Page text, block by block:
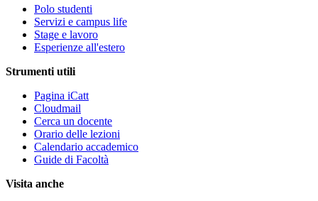
Polo studenti
Servizi e campus life
Stage e lavoro
Esperienze all'estero
Strumenti utili
Pagina iCatt
Cloudmail
Cerca un docente
Orario delle lezioni
Calendario accademico
Guide di Facoltà
Visita anche